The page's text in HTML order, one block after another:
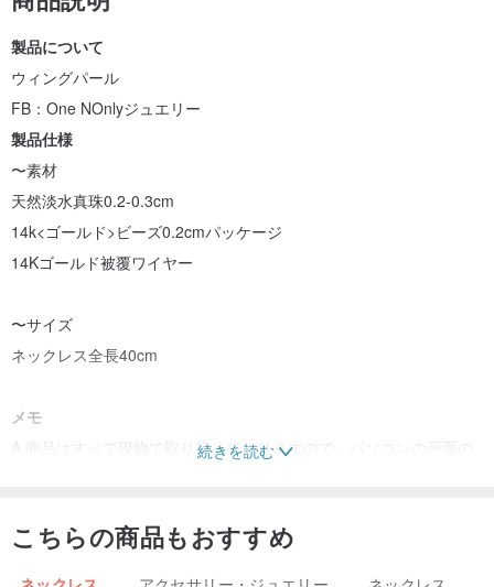
製品について
ウィングパール
FB：One NOnlyジュエリー
製品仕様
〜素材
天然淡水真珠0.2-0.3cm
14k<ゴールド>ビーズ0.2cmパッケージ
14Kゴールド被覆ワイヤー
〜サイズ
ネックレス全長40cm
メモ
A.商品はすべて現物で取り扱っておりますので、パソコンの画面の
B.各宝石の形状やサイズを宝石に同じにすることはできません。天
続きを読む
こちらの商品もおすすめ